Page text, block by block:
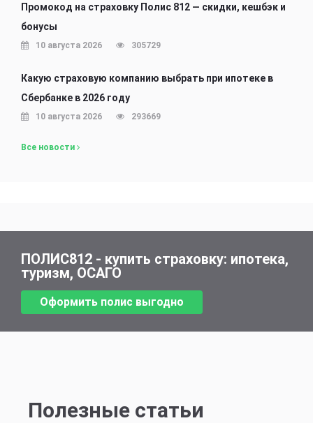
Промокод на страховку Полис 812 — скидки, кешбэк и
бонусы
10 августа 2026 305729
Какую страховую компанию выбрать при ипотеке в
Сбербанке в 2026 году
10 августа 2026 293669
Все новости
ПОЛИС812 - купить страховку: ипотека,
туризм, ОСАГО
Оформить полис выгодно
Полезные статьи